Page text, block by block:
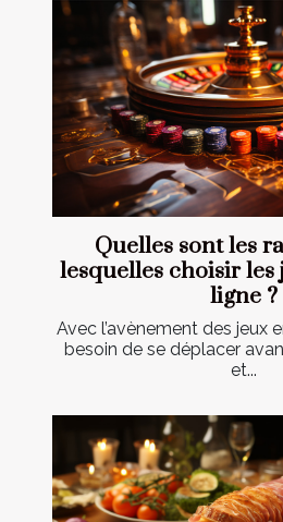
Quelles sont les
lesquelles choisir les
ligne ?
Avec l’avènement des jeux
besoin de se déplacer
et...